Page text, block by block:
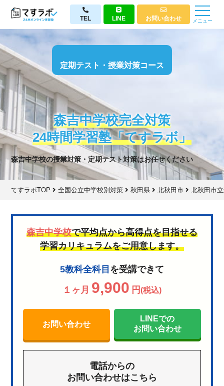
TEL LINE お問い合わせ メニュー
定期テスト・授業対策コース
森吉中学校完全対策
24時間学習塾「てすラボ」
森吉中学校の授業対策・定期テスト対策はお任せください
てすラボTOP 全国公立中学校別対策 秋田県 北秋田市 北秋田市
森吉中学校で平均点から高得点を目指せる
学習カリキュラムをご用意します。
5教科全科目 を受講できて
１ヶ月 9,900 円(税込)
お問い合わせ
LINEでの
お問い合わせ
電話からの
お問い合わせはこちら